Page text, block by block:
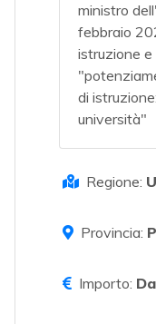
ministro
febbraio
istruzione
di
università"
Regione:
Provincia:
Importo: